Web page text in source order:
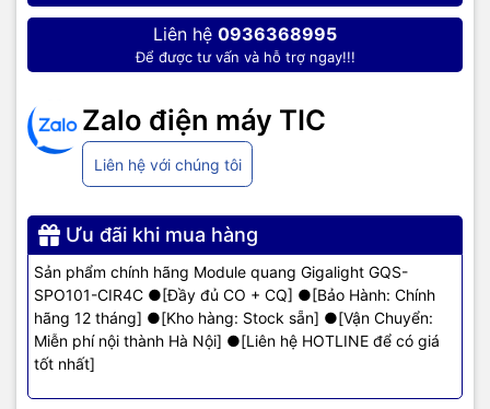
Liên hệ 0936368995
Để được tư vấn và hỗ trợ ngay!!!
Zalo điện máy TIC
Liên hệ với chúng tôi
Ưu đãi khi mua hàng
Sản phẩm chính hãng Module quang Gigalight GQS-
SPO101-CIR4C ●[Đầy đủ CO + CQ] ●[Bảo Hành: Chính
hãng 12 tháng] ●[Kho hàng: Stock sẵn] ●[Vận Chuyển:
Miễn phí nội thành Hà Nội] ●[Liên hệ HOTLINE để có giá
tốt nhất]
hãng, giá tốt, dịch vụ chuyên nghiệp, đáp ứng tối đa nhu cầu của
doanh nghiệp cũng như gia đình và cá nhân.